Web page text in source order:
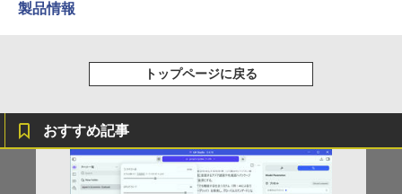
製品情報
トップページに戻る
おすすめ記事